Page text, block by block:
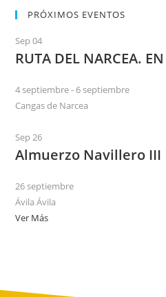
PRÓXIMOS EVENTOS
Sep04
RUTA DEL NARCEA.
4 septiembre-6 septiembre
Cangas de Narcea
Sep26
Almuerzo Navillero III
26 septiembre
Ávila Ávila
Ver Más